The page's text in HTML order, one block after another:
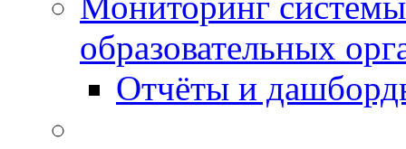
образовательных
Отчёты и